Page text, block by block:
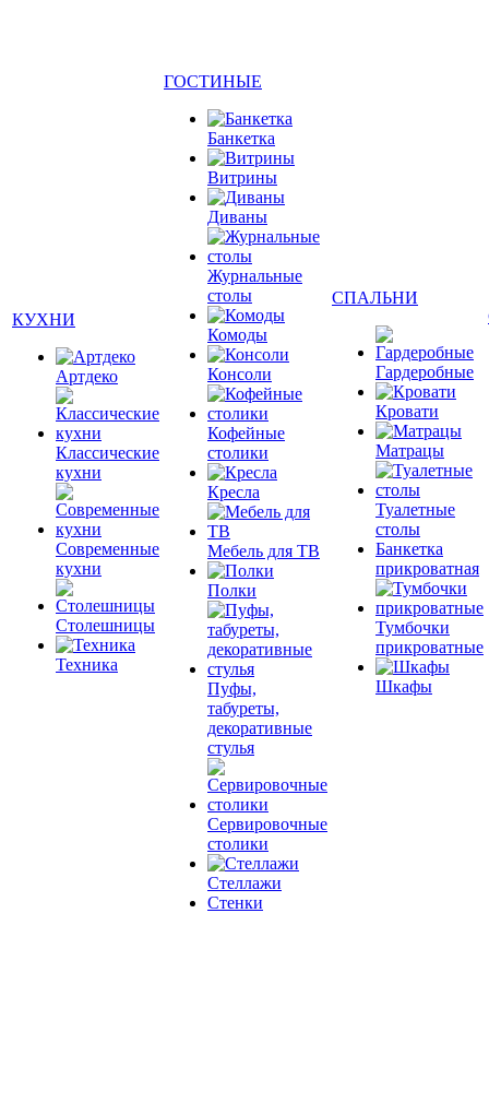
КУХНИ
Артдеко
Классические
кухни
Современные
кухни
Столешницы
Техника
ГОСТИНЫЕ
Банкетка
Витрины
Диваны
Журнальные
столы
Комоды
Консоли
Кофейные
столики
Кресла
Мебель для ТВ
Полки
Пуфы,
табуреты,
декоративные
стулья
Сервировочные
столики
Стеллажи
Стенки
СПАЛЬНИ
Гардеробные
Кровати
Матрацы
Туалетные
столы
Банкетка
прикроватная
Тумбочки
прикроватные
Шкафы